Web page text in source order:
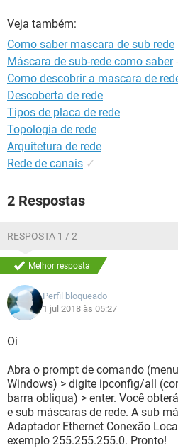
Veja também:
Como saber mascara de sub rede
Máscara de sub-rede como saber
Como descobrir a mascara de
Descoberta de rede
Tipos de placa de rede
Topologia de rede
Arquitetura de rede
Rede de canais ✓
2 Respostas
RESPOSTA 1 / 2
Melhor resposta
Perfil bloqueado
1 jul 2018 às 05:27
Oi
Abra o prompt de comando
Windows) > digite ipconfig/all
barra obliqua) > enter. Você
e sub máscaras de rede. A sub
Adaptador Ethernet Conexão
exemplo 255.255.255.0. Pronto!